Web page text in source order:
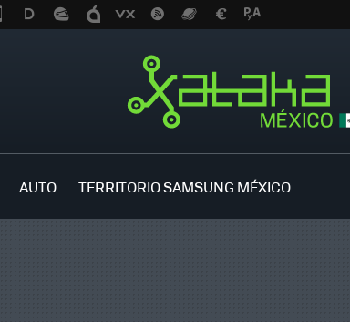
AUTO TERRITORIO SAMSUNG MÉXICO